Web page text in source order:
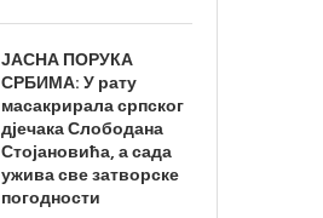
ЈАСНА ПОРУКА
СРБИМА: У рату
масакрирала српског
дјечака Слободана
Стојановића, а сада
ужива све затворске
погодности